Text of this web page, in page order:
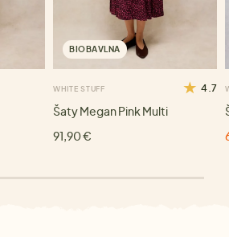
BIOBAVLNA
WHITE STUFF 4.7
Šaty Megan Pink Multi
91,90 €